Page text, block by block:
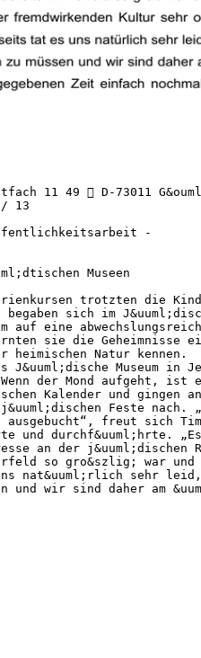
11 49  D-73011
13
-
Museen
trotzten die
sich im
auf eine
sie die Geheimnisse
heimischen Natur kennen.
J&uuml;dische Museum in
der Mond aufgeht,
Kalender und gingen
j&uuml;dischen Feste nach.
freut sich
und durchf&uuml;hrte.
an der j&uuml;dischen
so gro&szlig; war und
nat&uuml;rlich sehr leid,
und wir sind daher am